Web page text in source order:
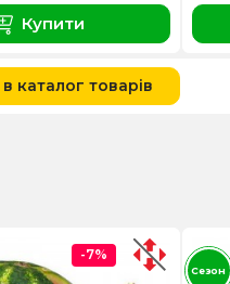
Купити
каталог товарів
-7%
Сезон